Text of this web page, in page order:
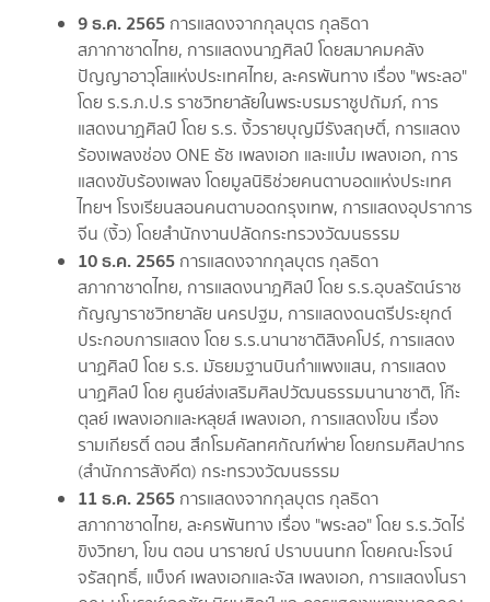
9 ธ.ค. 2565 การแสดงจากกุลบุตร กุลธิดา
สภากาชาดไทย, การแสดงนาฎศิลป์ โดยสมาคมคลัง
ปัญญาอาวุโสแห่งประเทศไทย, ละครพันทาง เรื่อง "พระลอ"
โดย ร.ร.ภ.ป.ร ราชวิทยาลัยในพระบรมราชูปถัมภ์, การ
แสดงนาฏศิลป์ โดย ร.ร. งิ้วรายบุญมีรังสฤษติ์, การแสดง
ร้องเพลงช่อง ONE ธัช เพลงเอก และแบ๋ม เพลงเอก, การ
แสดงขับร้องเพลง โดยมูลนิธิช่วยคนตาบอดแห่งประเทศ
ไทยฯ โรงเรียนสอนคนตาบอดกรุงเทพ, การแสดงอุปราการ
จีน (งิ้ว) โดยสำนักงานปลัดกระทรวงวัฒนธรรม
10 ธ.ค. 2565 การแสดงจากกุลบุตร กุลธิดา
สภากาชาดไทย, การแสดงนาฎศิลป์ โดย ร.ร.อุบลรัตน์ราช
กัญญาราชวิทยาลัย นครปฐม, การแสดงดนตรีประยุกต์
ประกอบการแสดง โดย ร.ร.นานาชาติสิงคโปร์, การแสดง
นาฏศิลป์ โดย ร.ร. มัธยมฐานบินกำแพงแสน, การแสดง
นาฏศิลป์ โดย ศูนย์ส่งเสริมศิลปวัฒนธรรมนานาชาติ, โก๊ะ
ตุลย์ เพลงเอกและหลุยส์ เพลงเอก, การแสดงโขน เรื่อง
รามเกียรติ์ ตอน สึกโรมคัลทศกัณฑ์พ่าย โดยกรมศิลปากร
(สำนักการสังคีต) กระทรวงวัฒนธรรม
11 ธ.ค. 2565 การแสดงจากกุลบุตร กุลธิดา
สภากาชาดไทย, ละครพันทาง เรื่อง "พระลอ" โดย ร.ร.วัดไร่
ขิงวิทยา, โขน ตอน นารายณ์ ปราบนนทก โดยคณะโรจน์
จรัสฤทธิ์, แบ็งค์ เพลงเอกและจัส เพลงเอก, การแสดงโนรา